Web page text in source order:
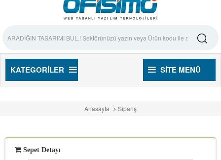
KATEGORILER SITE MENÜ
Anasayfa Sipariş
Sepet Detayı